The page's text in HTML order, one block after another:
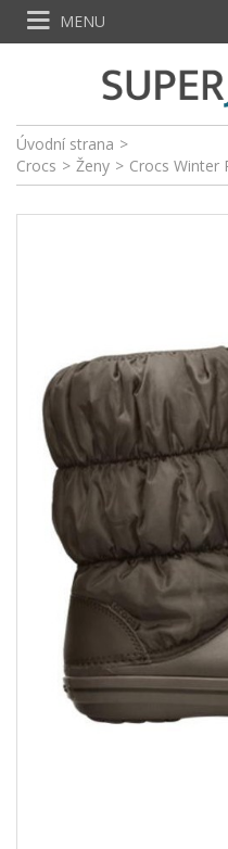
Úvodní strana >
Crocs > Ženy > Crocs Winter
MENU